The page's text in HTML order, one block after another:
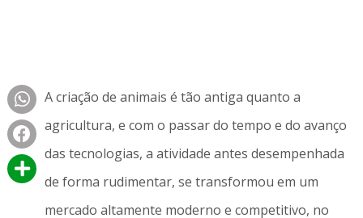
A criação de animais é tão antiga quanto a
agricultura, e com o passar do tempo e do avanço
das tecnologias, a atividade antes desempenhada
de forma rudimentar, se transformou em um
mercado altamente moderno e competitivo, no